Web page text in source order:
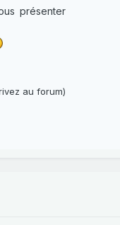
présenter
au forum)